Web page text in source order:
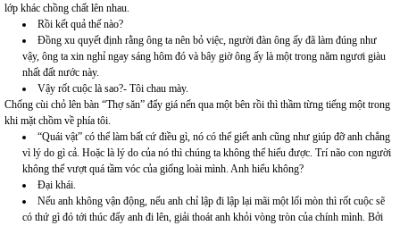
lớp khác chồng chất lên nhau.
Rồi kết quả thế nào?
Đồng xu quyết định rằng ông ta nên bỏ việc, người đàn ông ấy đã làm đúng như
vậy, ông ta xin nghỉ ngay sáng hôm đó và bây giờ ông ấy là một trong năm ngươi giàu
nhất đất nước này.
Vậy rốt cuộc là sao?- Tôi chau mày.
Chống cùi chỏ lên bàn “Thợ săn” đẩy giá nến qua một bên rồi thì thầm từng tiếng một trong
khi mặt chồm về phía tôi.
“Quái vật” có thể làm bất cứ điều gì, nó có thể giết anh cũng như giúp đỡ anh chẳng
vì lý do gì cả. Hoặc là lý do của nó thì chúng ta không thể hiểu được. Trí não con người
không thể vượt quá tầm vóc của giống loài mình. Anh hiểu không?
Đại khái.
Nếu anh không vận động, nếu anh chỉ lập đi lập lại mãi một lối mòn thì rốt cuộc sẽ
có thứ gì đó tới thúc đẩy anh đi lên, giải thoát anh khỏi vòng tròn của chính mình. Bởi